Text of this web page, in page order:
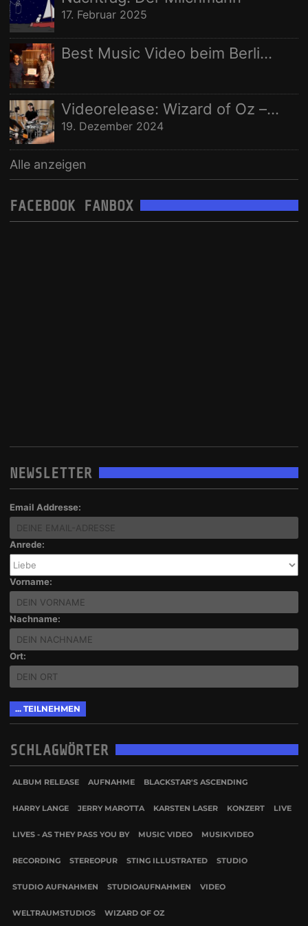
17. Februar 2025
Best Music Video beim Berlin Independent Film Festival
Videorelease: Wizard of Oz – feat. Rhani Krija, Michalina Malisz & Ross Ainslie
19. Dezember 2024
Alle anzeigen
FACEBOOK FANBOX
NEWSLETTER
Email Addresse:
Anrede:
Vorname:
Nachname:
Ort:
SCHLAGWÖRTER
ALBUM RELEASE AUFNAHME BLACKSTAR'S ASCENDING
HARRY LANGE JERRY MAROTTA KARSTEN LASER KONZERT LIVE
LIVES - AS THEY PASS YOU BY MUSIC VIDEO MUSIKVIDEO
RECORDING STEREOPUR STING ILLUSTRATED STUDIO
STUDIO AUFNAHMEN STUDIOAUFNAHMEN VIDEO
WELTRAUMSTUDIOS WIZARD OF OZ